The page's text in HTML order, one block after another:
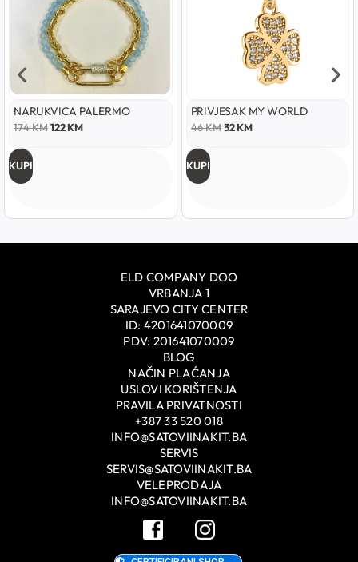
NARUKVICA PALERMO
174KM122KM
KUPI
PRIVJESAK MY WORLD
46KM 32KM
KUPI
ELD COMPANY DOO
VRBANJA 1
SARAJEVO CITY CENTER
ID: 4201641070009
PDV: 201641070009
BLOG
NAČIN PLAĆANJA
USLOVI KORIŠTENJA
PRAVILA PRIVATNOSTI
+387 33 520 018
INFO@SATOVIINAKIT.BA
SERVIS
SERVIS@SATOVIINAKIT.BA
VELEPRODAJA
INFO@SATOVIINAKIT.BA